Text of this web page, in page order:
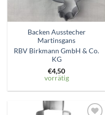
Backen Ausstecher
Martinsgans
RBV Birkmann GmbH & Co.
KG
€4,50
vorrätig